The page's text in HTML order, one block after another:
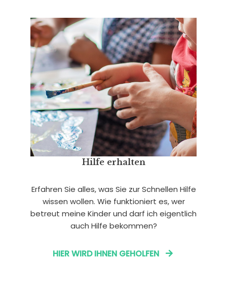
Hilfe erhalten
Erfahren Sie alles, was Sie zur Schnellen Hilfe
wissen wollen. Wie funktioniert es, wer
betreut meine Kinder und darf ich eigentlich
auch Hilfe bekommen?
HIER WIRD IHNEN GEHOLFEN